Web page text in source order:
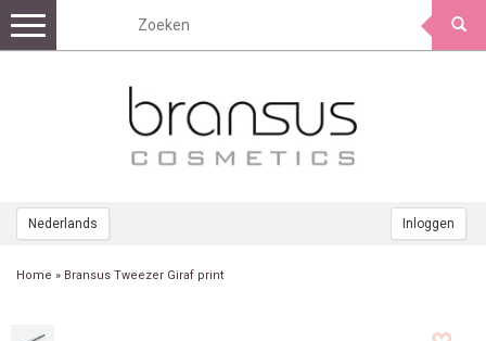
Nederlands Inloggen
Toggle
navigation
Home » Bransus Tweezer Giraf print